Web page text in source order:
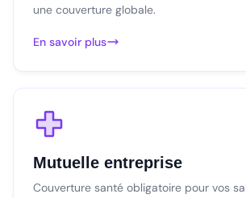
une couverture globale.
En savoir plus
Mutuelle entreprise
Couverture santé obligatoire pour vos